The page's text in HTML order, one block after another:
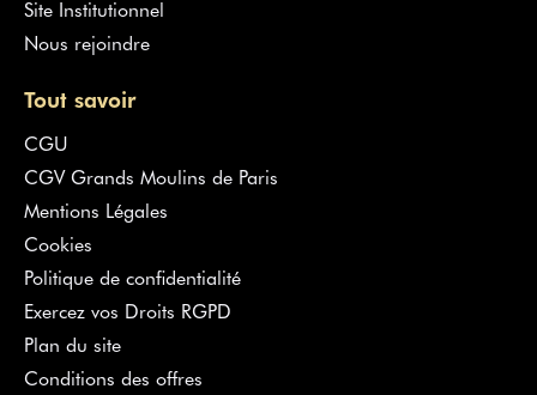
Site Institutionnel
Nous rejoindre
Tout savoir
CGU
CGV Grands Moulins de Paris
Mentions Légales
Cookies
Politique de confidentialité
Exercez vos Droits RGPD
Plan du site
Conditions des offres